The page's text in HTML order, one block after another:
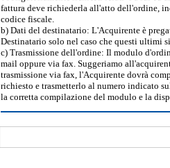
fattura deve richiederla all'atto dell'ordine,
codice fiscale.
b) Dati del destinatario: L'Acquirente è
Destinatario solo nel caso che questi ultimi
c) Trasmissione dell'ordine: Il modulo
mail oppure via fax. Suggeriamo
trasmissione via fax, l'Acquirente dovrà
richiesto e trasmetterlo al numero indicato
la corretta compilazione del modulo e la